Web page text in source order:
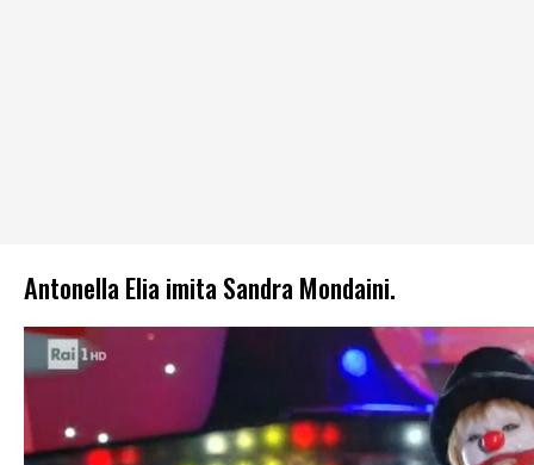
Antonella Elia imita Sandra Mondaini.